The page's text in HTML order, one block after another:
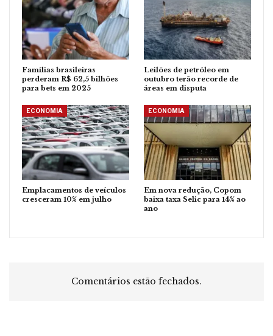
Famílias brasileiras
perderam R$ 62,5 bilhões
para bets em 2025
Leilões de petróleo em
outubro terão recorde de
áreas em disputa
ECONOMIA
Emplacamentos de veículos
cresceram 10% em julho
ECONOMIA
Em nova redução, Copom
baixa taxa Selic para 14% ao
ano
Comentários estão fechados.